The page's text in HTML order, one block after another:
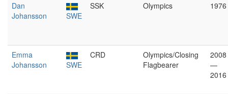
Dan
Johansson
SWE
SSK Olympics 1976
Emma
Johansson
SWE
CRD
Olympics/Closing
Flagbearer
2008
—
2016